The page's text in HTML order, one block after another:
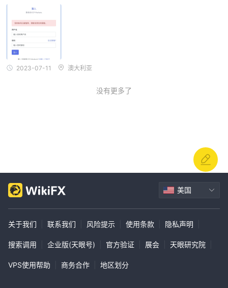
2023-07-11 澳大利亚
没有更多了
美国
关于我们 联系我们 风险提示 使用条款 隐私声明
搜索调用 企业版(天眼号) 官方验证 展会 天眼研究院
VPS使用帮助 商务合作 地区划分